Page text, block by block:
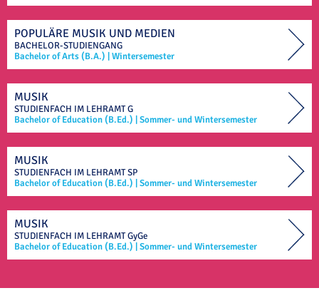
POPULÄRE MUSIK UND MEDIEN
BACHELOR-STUDIENGANG
Bachelor of Arts (B.A.)
Wintersemester
MUSIK
STUDIENFACH IM LEHRAMTG
Bachelor of Education (B.Ed.)
Sommer- und Wintersemester
MUSIK
STUDIENFACH IM LEHRAMTSP
Bachelor of Education (B.Ed.)
Sommer- und Wintersemester
MUSIK
STUDIENFACH IM LEHRAMTGyGe
Bachelor of Education (B.Ed.)
Sommer- und Wintersemester